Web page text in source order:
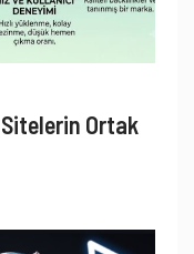
Sitelerin Ortak